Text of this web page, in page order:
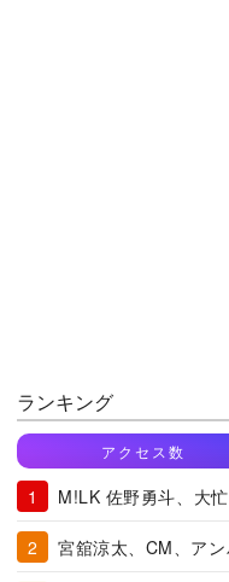
ランキング
アクセス数
M!LK 佐野勇斗、大
宮舘涼太、CM、ア